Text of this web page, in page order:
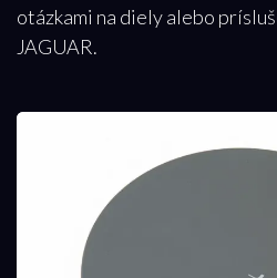
otázkami na diely alebo
JAGUAR.